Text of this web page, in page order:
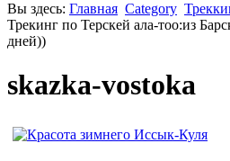
Вы здесь: Главная Category
Трекинг по Терскей ала-тоо:из
дней))
skazka-vostoka